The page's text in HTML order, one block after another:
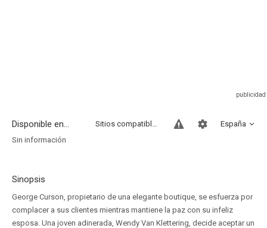
Disponible en... España
Sitios compatibles
Sin información
Sinopsis
George Curson, propietario de una elegante boutique, se esfuerza por
complacer a sus clientes mientras mantiene la paz con su infeliz
esposa. Una joven adinerada, Wendy Van Klettering, decide aceptar un